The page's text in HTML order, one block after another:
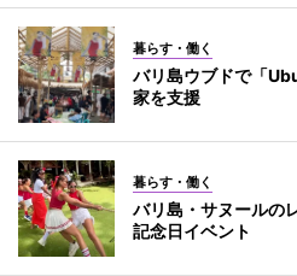
暮らす・働く
バリ島ウブドで「
家を支援
暮らす・働く
バリ島・サヌールの
記念日イベント